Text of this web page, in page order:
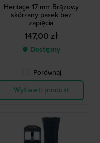
Heritage 17 mm Brązowy
skórzany pasek bez
zapięcia
147,00 zł
● Dostępny
Porównaj
Wyświetl produkt